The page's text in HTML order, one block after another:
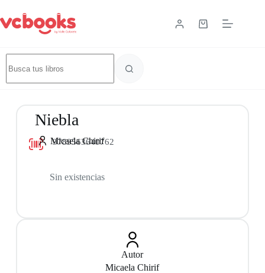
9789563640762
Niebla
Micaela Chirif
Sin existencias
Autor
Micaela Chirif